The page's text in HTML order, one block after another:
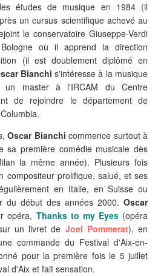
études de musique en 1984 (il
un cursus scientifique achevé au
le conservatoire Giuseppe-Verdi
où il apprend la direction
(il est doublement diplômé en
Bianchi s'intéresse à la musique
un master à l'IRCAM du Centre
de rejoindre le département de
Oscar Bianchi commence surtout à
sa première comédie musicale dès
la même année). Plusieurs fois
compositeur prolifique, salué, et ses
en Italie, en Suisse ou
du début des années 2000. Oscar
opéra, Thanks to my Eyes(opéra
un livret de Joel Pommerat), en
commande du Festival d'Aix-en-
pour la première fois le 5 juillet
d'Aix et fait sensation.